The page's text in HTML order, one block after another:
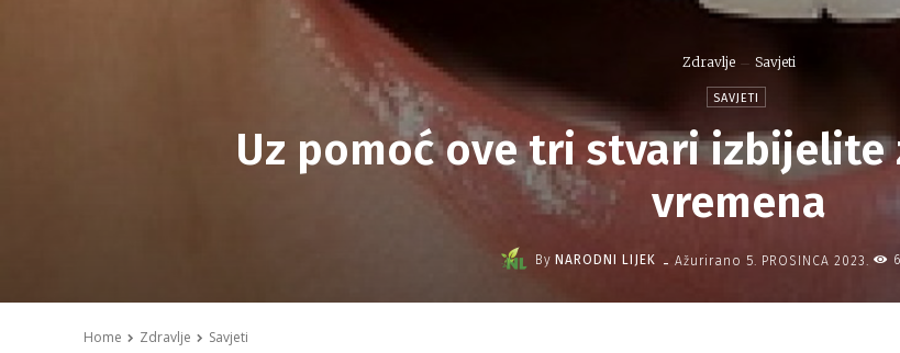
Zdravlje Savjeti
SAVJETI
Uz pomoć ove tri stvari izbijelite
vremena
By NARODNI LIJEK - Ažurirano 5. PROSINCA 2023.
Home Zdravlje Savjeti